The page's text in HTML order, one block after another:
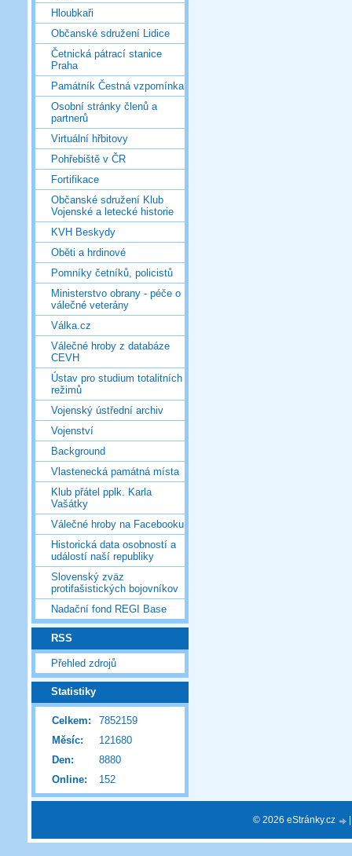
Hloubkaři
Občanské sdružení Lidice
Četnická pátrací stanice
Praha
Památník Čestná vzpomínka
Osobní stránky členů a
partnerů
Virtuální hřbitovy
Pohřebiště v ČR
Fortifikace
Občanské sdružení Klub
Vojenské a letecké historie
KVH Beskydy
Oběti a hrdinové
Pomníky četníků, policistů
Ministerstvo obrany - péče o
válečné veterány
Válka.cz
Válečné hroby z databáze
CEVH
Ústav pro studium totalitních
režimů
Vojenský ústřední archiv
Vojenství
Background
Vlastenecká památná místa
Klub přátel pplk. Karla
Vašátky
Válečné hroby na Facebooku
Historická data osobností a
událostí naší republiky
Slovenský zväz
protifašistických bojovníkov
Nadační fond REGI Base
RSS
Přehled zdrojů
Statistiky
Online: 152
Celkem:
7852159
Měsíc:
121680
Den:
8880
© 2026 eStránky.cz